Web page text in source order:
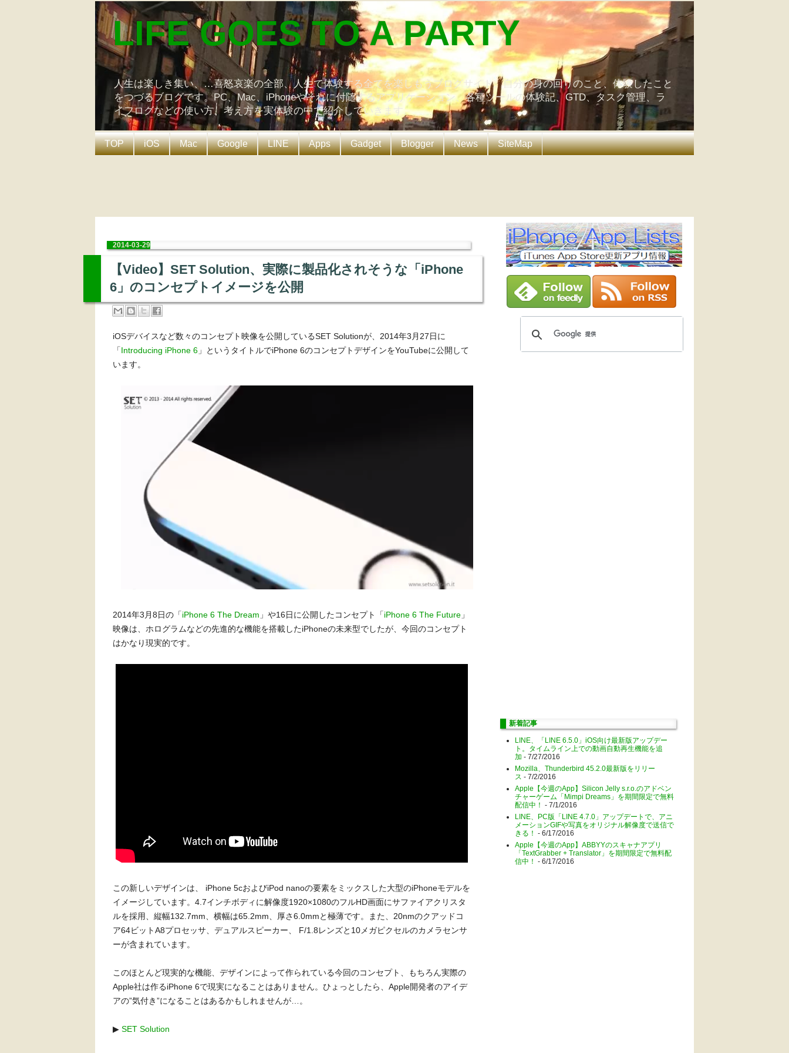
LIFE GOES TO A PARTY
人生は楽しき集い、…喜怒哀楽の全部、人生で体験する全てを楽しもうブログサイト。自分の身の回りのこと、体験したこと
をつづるブログです。PC、Mac、iPhoneやそれに付随するアプリケーション、各種ツールの体験記、GTD、タスク管理、ラ
イフログなどの使い方、考え方を実体験の中で紹介していきます。
TOP iOS Mac Google LINE Apps Gadget Blogger News SiteMap
2014-03-29
【Video】SET Solution、実際に製品化されそうな「iPhone
6」のコンセプトイメージを公開
iOSデバイスなど数々のコンセプト映像を公開しているSET Solutionが、2014年3月27日に
「Introducing iPhone 6 」というタイトルでiPhone 6のコンセプトデザインをYouTubeに公開して
います。
2014年3月8日の「iPhone 6 The Dream 」や16日に公開したコンセプト「iPhone 6 The Future 」
映像は、ホログラムなどの先進的な機能を搭載したiPhoneの未来型でしたが、今回のコンセプト
はかなり現実的です。
この新しいデザインは、 iPhone 5cおよびiPod nanoの要素をミックスした大型のiPhoneモデルを
イメージしています。4.7インチボディに解像度1920×1080のフルHD画面にサファイアクリスタ
ルを採用、縦幅132.7mm、横幅は65.2mm、厚さ6.0mmと極薄です。また、20nmのクアッドコ
ア64ビットA8プロセッサ、デュアルスピーカー、 F/1.8レンズと10メガピクセルのカメラセンサ
ーが含まれています。
このほとんど現実的な機能、デザインによって作られている今回のコンセプト、もちろん実際の
Apple社は作るiPhone 6で現実になることはありません。ひょっとしたら、Apple開発者のアイデ
アの”気付き”になることはあるかもしれませんが…。
▶ SET Solution
新着記事
LINE、「LINE 6.5.0」iOS向け最新版アップデー
ト。タイムライン上での動画自動再生機能を追
加 - 7/27/2016
Mozilla、Thunderbird 45.2.0最新版をリリー
ス - 7/2/2016
Apple【今週のApp】Silicon Jelly s.r.o.のアドベン
チャーゲーム「Mimpi Dreams」を期間限定で無料
配信中！ - 7/1/2016
LINE、PC版「LINE 4.7.0」アップデートで、アニ
メーションGIFや写真をオリジナル解像度で送信で
きる！ - 6/17/2016
Apple【今週のApp】ABBYYのスキャナアプリ
「TextGrabber + Translator」を期間限定で無料配
信中！ - 6/17/2016